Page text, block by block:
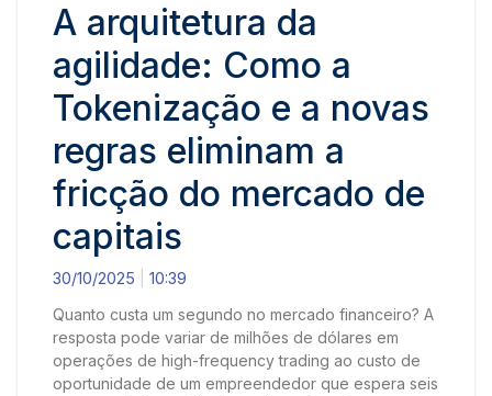
A arquitetura da
agilidade: Como a
Tokenização e a novas
regras eliminam a
fricção do mercado de
capitais
30/10/2025
10:39
Quanto custa um segundo no mercado financeiro? A
resposta pode variar de milhões de dólares em
operações de high-frequency trading ao custo de
oportunidade de um empreendedor que espera seis